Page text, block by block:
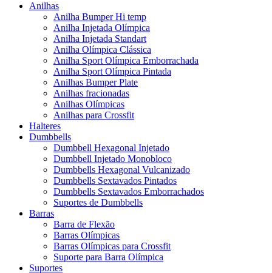
Anilhas
Anilha Bumper Hi temp
Anilha Injetada Olímpica
Anilha Injetada Standart
Anilha Olímpica Clássica
Anilha Sport Olímpica Emborrachada
Anilha Sport Olímpica Pintada
Anilhas Bumper Plate
Anilhas fracionadas
Anilhas Olímpicas
Anilhas para Crossfit
Halteres
Dumbbells
Dumbbell Hexagonal Injetado
Dumbbell Injetado Monobloco
Dumbbells Hexagonal Vulcanizado
Dumbbells Sextavados Pintados
Dumbbells Sextavados Emborrachados
Suportes de Dumbbells
Barras
Barra de Flexão
Barras Olímpicas
Barras Olímpicas para Crossfit
Suporte para Barra Olímpica
Suportes